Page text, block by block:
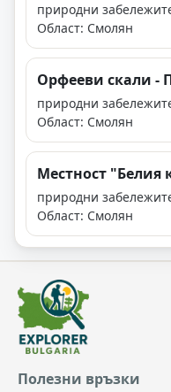
природни
Област: Смолян
Орфееви скали -
природни
Област: Смолян
Местност "Белия
природни
Област: Смолян
Полезни връзки